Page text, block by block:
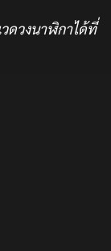
ดวงนาฬิกาได้ที่